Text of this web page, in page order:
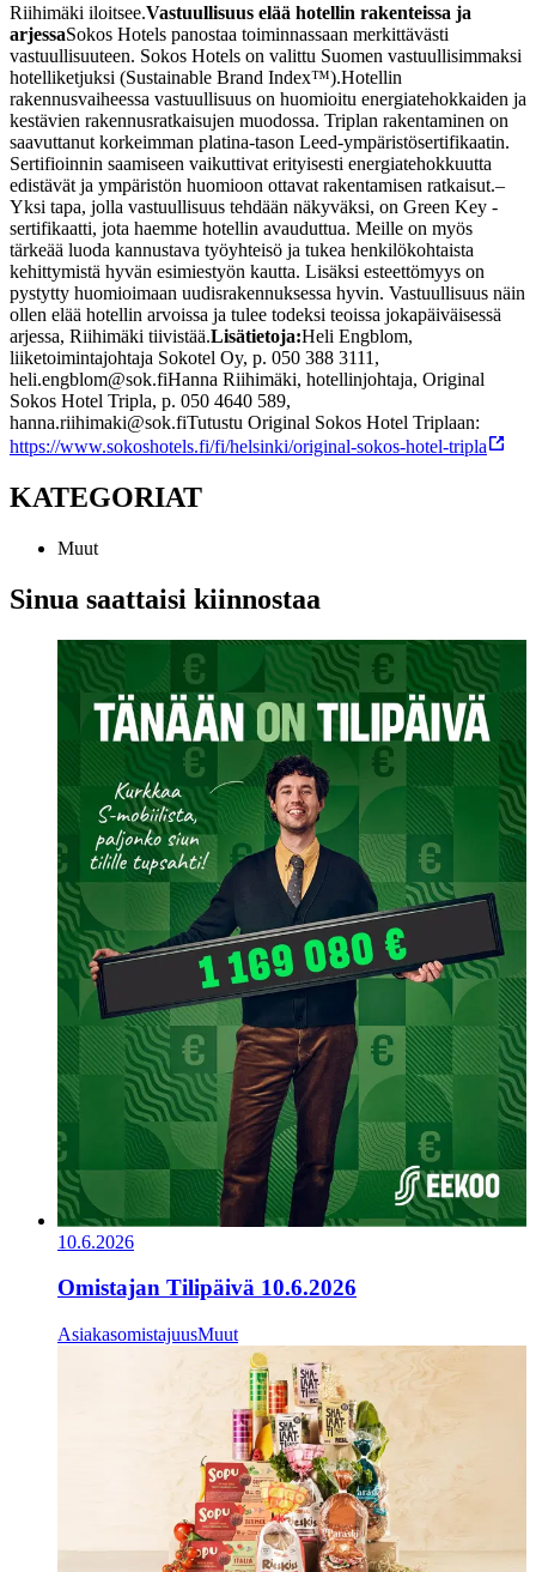
Riihimäki iloitsee.Vastuullisuus elää hotellin rakenteissa ja
arjessaSokos Hotels panostaa toiminnassaan merkittävästi
vastuullisuuteen. Sokos Hotels on valittu Suomen vastuullisimmaksi
hotelliketjuksi (Sustainable Brand Index™).Hotellin
rakennusvaiheessa vastuullisuus on huomioitu energiatehokkaiden ja
kestävien rakennusratkaisujen muodossa. Triplan rakentaminen on
saavuttanut korkeimman platina-tason Leed-ympäristösertifikaatin.
Sertifioinnin saamiseen vaikuttivat erityisesti energiatehokkuutta
edistävät ja ympäristön huomioon ottavat rakentamisen ratkaisut.–
Yksi tapa, jolla vastuullisuus tehdään näkyväksi, on Green Key -
sertifikaatti, jota haemme hotellin avauduttua. Meille on myös
tärkeää luoda kannustava työyhteisö ja tukea henkilökohtaista
kehittymistä hyvän esimiestyön kautta. Lisäksi esteettömyys on
pystytty huomioimaan uudisrakennuksessa hyvin. Vastuullisuus näin
ollen elää hotellin arvoissa ja tulee todeksi teoissa jokapäiväisessä
arjessa, Riihimäki tiivistää.Lisätietoja:Heli Engblom,
liiketoimintajohtaja Sokotel Oy, p. 050 388 3111,
heli.engblom@sok.fiHanna Riihimäki, hotellinjohtaja, Original
Sokos Hotel Tripla, p. 050 4640 589,
hanna.riihimaki@sok.fiTutustu Original Sokos Hotel Triplaan:
https://www.sokoshotels.fi/fi/helsinki/original-sokos-hotel-tripla
KATEGORIAT
Muut
Sinua saattaisi kiinnostaa
10.6.2026
Omistajan Tilipäivä 10.6.2026
AsiakasomistajuusMuut